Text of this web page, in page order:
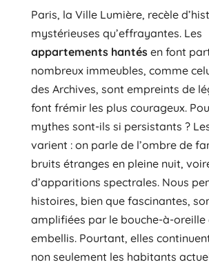
Paris, la Ville Lumière, recèle
mystérieuses qu’effrayantes. Les
appartements hantésen font
nombreux immeubles, comme
des Archives, sont empreints de
font frémir les plus courageux.
mythes sont-ils si persistants ?
varient : on parle de l’ombre de
bruits étranges en pleine nuit,
d’apparitions spectrales. Nous
histoires, bien que fascinantes,
amplifiées par le bouche-à-oreille
embellis. Pourtant, elles
non seulement les habitants